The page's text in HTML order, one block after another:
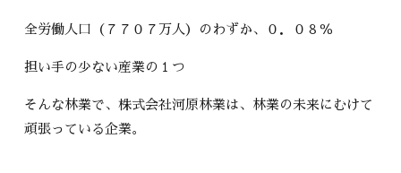
全労働人口（７７０７万人）のわずか、０．０８％
担い手の少ない産業の１つ
そんな林業で、株式会社河原林業は、林業の未来にむけて
頑張っている企業。